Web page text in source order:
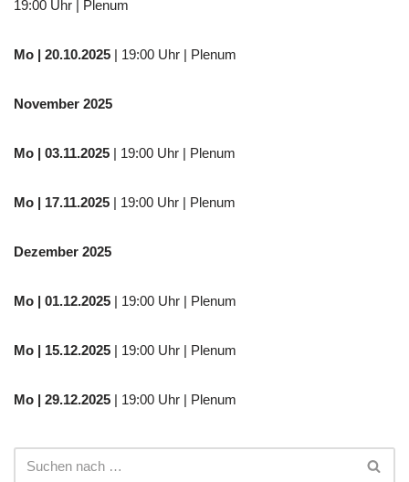
19:00 Uhr | Plenum
Mo | 20.10.2025 | 19:00 Uhr | Plenum
November 2025
Mo | 03.11.2025 | 19:00 Uhr | Plenum
Mo | 17.11.2025 | 19:00 Uhr | Plenum
Dezember 2025
Mo | 01.12.2025 | 19:00 Uhr | Plenum
Mo | 15.12.2025 | 19:00 Uhr | Plenum
Mo | 29.12.2025 | 19:00 Uhr | Plenum